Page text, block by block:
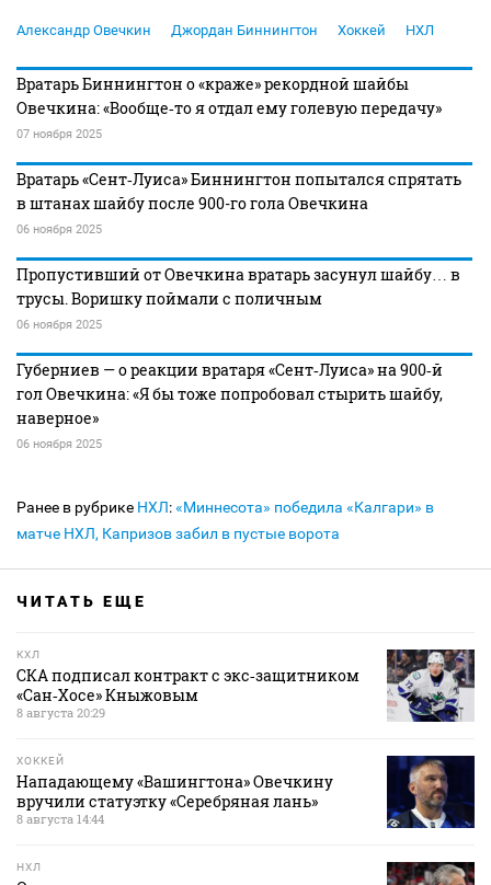
Александр Овечкин Джордан Биннингтон Хоккей НХЛ
Вратарь Биннингтон о «краже» рекордной шайбы
Овечкина: «Вообще‑то я отдал ему голевую передачу»
07 ноября 2025
Вратарь «Сент‑Луиса» Биннингтон попытался спрятать
в штанах шайбу после 900-го гола Овечкина
06 ноября 2025
Пропустивший от Овечкина вратарь засунул шайбу… в
трусы. Воришку поймали с поличным
06 ноября 2025
Губерниев — о реакции вратаря «Сент‑Луиса» на 900‑й
гол Овечкина: «Я бы тоже попробовал стырить шайбу,
наверное»
06 ноября 2025
Ранее в рубрике НХЛ:«Миннесота» победила «Калгари» в
матче НХЛ, Капризов забил в пустые ворота
ЧИТАТЬ ЕЩЕ
КХЛ
СКА подписал контракт с экс‑защитником
«Сан‑Хосе» Кныжовым
8 августа 20:29
ХОККЕЙ
Нападающему «Вашингтона» Овечкину
вручили статуэтку «Серебряная лань»
8 августа 14:44
НХЛ